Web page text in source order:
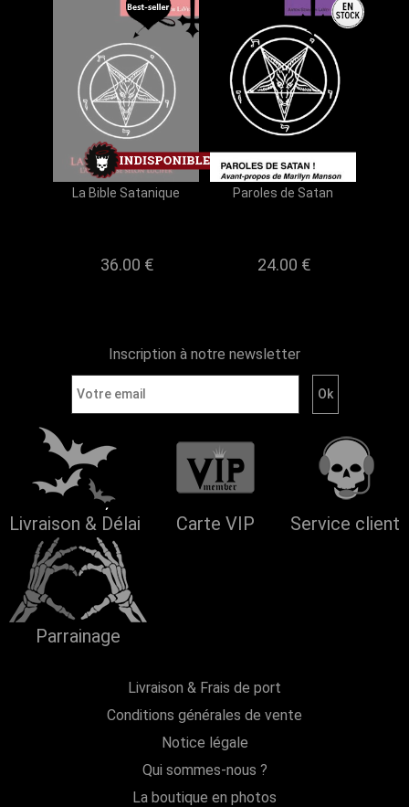
La Bible Satanique
36.00 €
Paroles de Satan
24.00 €
Inscription à notre newsletter
Livraison & Délai Carte VIP Service client
Parrainage
Livraison & Frais de port
Conditions générales de vente
Notice légale
Qui sommes-nous ?
La boutique en photos